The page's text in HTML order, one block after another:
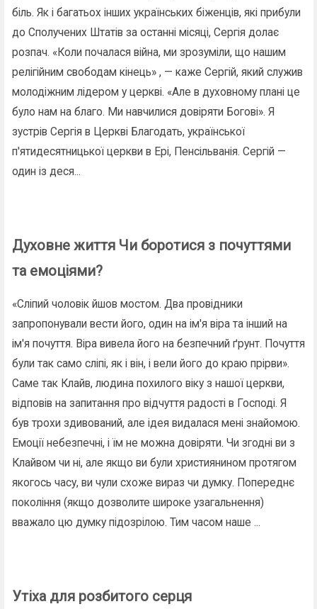
біль. Як і багатьох інших українських біженців, які прибули
до Сполучених Штатів за останні місяці, Сергія долає
розпач. «Коли почалася війна, ми зрозуміли, що нашим
релігійним свободам кінець» , — каже Сергій, який служив
молодіжним лідером у церкві. «Але в духовному плані це
було нам на благо. Ми навчилися довіряти Богові». Я
зустрів Сергія в Церкві Благодать, української
п'ятидесятницької церкви в Ері, Пенсільванія. Сергій —
один із деся...
Духовне життя Чи боротися з почуттями
та емоціями?
«Сліпий чоловік йшов мостом. Два провідники
запропонували вести його, один на ім'я віра та інший на
ім'я почуття. Віра вивела його на безпечний ґрунт. Почуття
були так само сліпі, як і він, і вели його до краю прірви».
Саме так Клайв, людина похилого віку з нашої церкви,
відповів на запитання про відчуття радості в Господі. Я
був трохи здивований, але ідея видалася мені знайомою.
Емоції небезпечні, і їм не можна довіряти. Чи згодні ви з
Клайвом чи ні, але якщо ви були християнином протягом
якогось часу, ви чули схоже вираз чи думку. Попереднє
покоління (якщо дозволите широке узагальнення)
вважало цю думку підозрілою. Тим часом наше ...
Утіха для розбитого серця